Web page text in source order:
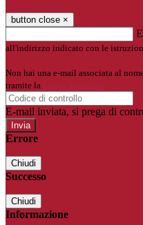
button close ×
all'indirizzo indicato con le
Non hai una e-mail associata al
tramite la
Login Spaggiari
E-mail inviata, si prega di
Errore
Chiudi
Successo
Chiudi
Informazione